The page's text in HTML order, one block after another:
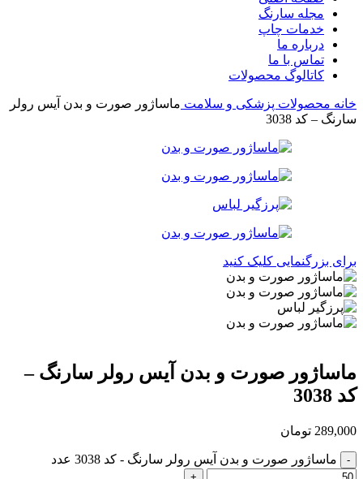
مجله سارنگ
خدمات چاپ
درباره ما
تماس با ما
کاتالوگ محصولات
خانه محصولات پزشکی و سلامت ماساژور صورت و بدن آیس رولر
سارنگ – کد 3038
برای بزرگنمایی کلیک کنید
ماساژور صورت و بدن آیس رولر سارنگ –
کد 3038
289,000 تومان
ماساژور صورت و بدن آیس رولر سارنگ - کد 3038 عدد